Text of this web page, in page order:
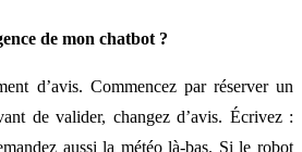
de mon chatbot ?
d’avis. Commencez par réserver un
de valider, changez d’avis. Écrivez :
aussi la météo là-bas. Si le robot